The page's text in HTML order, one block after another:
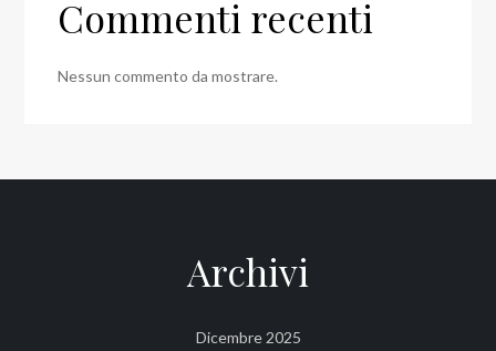
Commenti recenti
Nessun commento da mostrare.
Archivi
Dicembre 2025